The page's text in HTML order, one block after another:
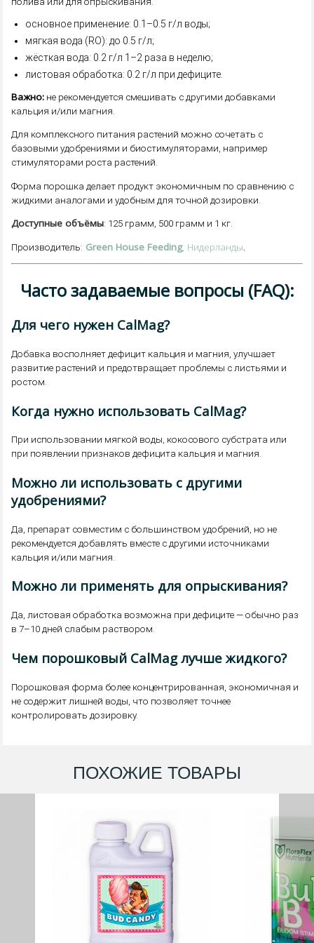
основное применение: 0.1–0.5 г/л воды;
мягкая вода (RO): до 0.5 г/л;
жёсткая вода: 0.2 г/л 1–2 раза в неделю;
листовая обработка: 0.2 г/л при дефиците.
Важно: не рекомендуется смешивать с другими добавками
кальция и/или магния.
Для комплексного питания растений можно сочетать с
базовыми удобрениями и биостимуляторами, например
стимуляторами роста растений.
Форма порошка делает продукт экономичным по сравнению с
жидкими аналогами и удобным для точной дозировки.
Доступные объёмы: 125 грамм, 500 грамм и 1 кг.
Производитель: Green House Feeding, Нидерланды.
Часто задаваемые вопросы (FAQ):
Для чего нужен CalMag?
Добавка восполняет дефицит кальция и магния, улучшает
развитие растений и предотвращает проблемы с листьями и
ростом.
Когда нужно использовать CalMag?
При использовании мягкой воды, кокосового субстрата или
при появлении признаков дефицита кальция и магния.
Можно ли использовать с другими
удобрениями?
Да, препарат совместим с большинством удобрений, но не
рекомендуется добавлять вместе с другими источниками
кальция и/или магния.
Можно ли применять для опрыскивания?
Да, листовая обработка возможна при дефиците — обычно раз
в 7–10 дней слабым раствором.
Чем порошковый CalMag лучше жидкого?
Порошковая форма более концентрированная, экономичная и
не содержит лишней воды, что позволяет точнее
контролировать дозировку.
ПОХОЖИЕ ТОВАРЫ